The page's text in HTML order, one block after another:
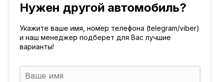
Нужен другой автомобиль?
Укажите ваше имя, номер телефона (telegram/viber)
и наш менеджер подберет для Вас лучшие
варианты!